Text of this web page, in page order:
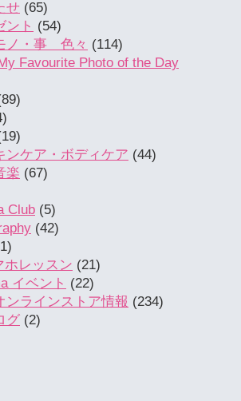
せ (65)
ント (54)
ノ・事 色々 (114)
Favourite Photo of the Day
ンケア・ボディケア (44)
楽 (67)
Club (5)
(42)
ホレッスン (21)
イベント (22)
ラインストア情報 (234)
グ (2)